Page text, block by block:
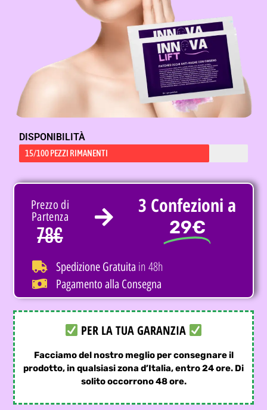
DISPONIBILITÀ
15/100 PEZZI RIMANENTI
Prezzo di
Partenza
78€
3 Confezioni a
29€
Spedizione Gratuita in 48h
Pagamento alla Consegna
PER LA TUA GARANZIA
Facciamo del nostro meglio per consegnare il
prodotto, in qualsiasi zona d’Italia, entro 24 ore. Di
solito occorrono 48 ore.